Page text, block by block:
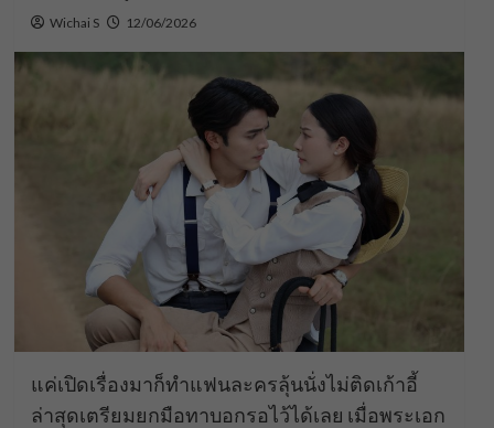
Wichai S 12/06/2026
แค่เปิดเรื่องมาก็ทำแฟนละครลุ้นนั่งไม่ติดเก้าอี้
ล่าสุดเตรียมยกมือทาบอกรอไว้ได้เลย เมื่อพระเอก